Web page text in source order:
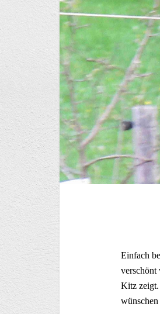
Einfach
verschönt
Kitz zeigt.